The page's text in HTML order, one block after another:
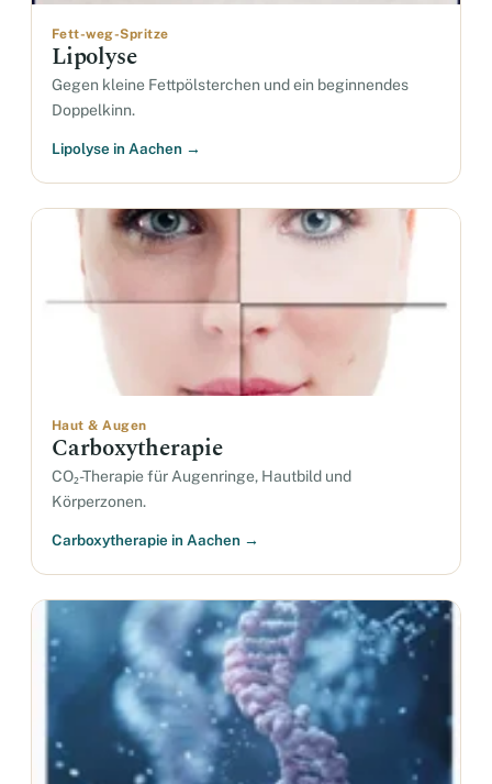
Fett-weg-Spritze
Lipolyse
Gegen kleine Fettpölsterchen und ein beginnendes
Doppelkinn.
Lipolyse in Aachen →
Haut & Augen
Carboxytherapie
CO₂-Therapie für Augenringe, Hautbild und
Körperzonen.
Carboxytherapie in Aachen →